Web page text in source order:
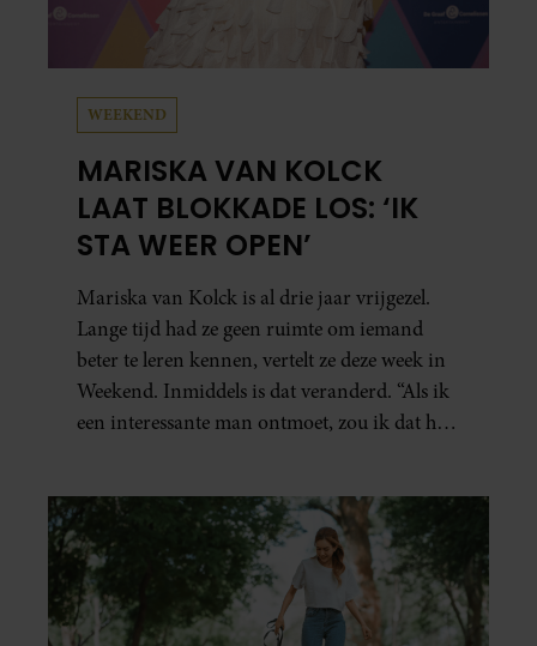
WEEKEND
MARISKA VAN KOLCK
LAAT BLOKKADE LOS: ‘IK
STA WEER OPEN’
Mariska van Kolck is al drie jaar vrijgezel.
Lange tijd had ze geen ruimte om iemand
beter te leren kennen, vertelt ze deze week in
Weekend. Inmiddels is dat veranderd. “Als ik
een interessante man ontmoet, zou ik dat heel